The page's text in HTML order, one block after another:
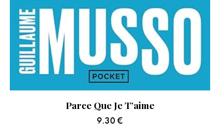
Parce Que Je T’aime
9.30 €